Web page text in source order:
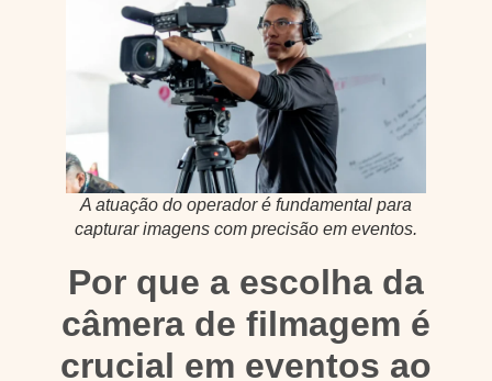
A atuação do operador é fundamental para
capturar imagens com precisão em eventos.
Por que a escolha da
câmera de filmagem é
crucial em eventos ao